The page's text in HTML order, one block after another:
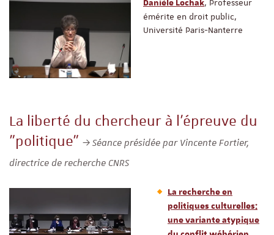
Danièle Lochak, Professeur
émérite en droit public,
Université Paris-Nanterre
La liberté du chercheur à l’épreuve du
"politique"
Séance présidée par Vincente Fortier,
directrice de recherche CNRS
La recherche en
politiques culturelles:
une variante atypique